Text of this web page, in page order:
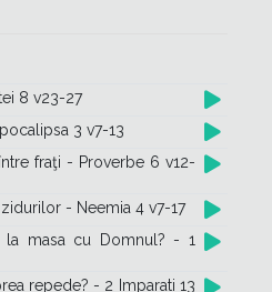
8 v23-27
3 v7-13
fraţi - Proverbe 6 v12-
- Neemia 4 v7-17
masa cu Domnul? - 1
repede? - 2 Imparati 13